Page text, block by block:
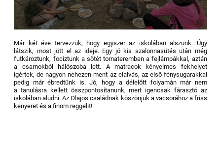
Már két éve tervezzük, hogy egyszer az iskolában alszunk. Úgy
látszik, most jött el az ideje. Egy jó kis szalonnasütés után még
futkároztunk, fociztunk a sötét tornateremben a fejlámpákkal, aztán
a csarnokból hálószoba lett. A matracok kényelmes fekhelyet
ígértek, de nagyon nehezen ment az elalvás, az első fénysugarakkal
pedig már ébredtünk is. Jó, hogy a délelőtt folyamán már nem
a tanulásra kellett összpontosítanunk, mert igencsak fárasztó az
iskolában aludni. Az Olajos családnak köszönjük a vacsorához a friss
kenyeret és a finom reggelit!